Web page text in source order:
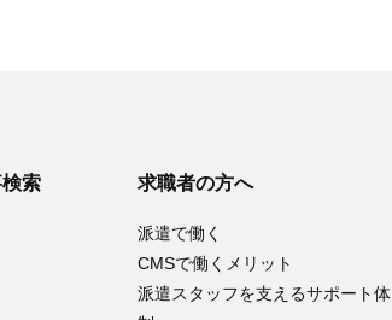
索 求職者の方へ
派遣で働く
CMSで働くメリット
派遣スタッフを支えるサポート体